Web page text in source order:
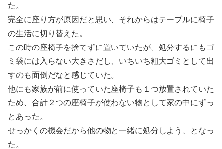
た。
完全に座り方が原因だと思い、それからはテーブルに椅子
の生活に切り替えた。
この時の座椅子を捨てずに置いていたが、処分するにもゴ
ミ袋には入らない大きさだし、いちいち粗大ゴミとして出
すのも面倒だなと感じていた。
他にも家族が前に使っていた座椅子も１つ放置されていた
ため、合計２つの座椅子が使わない物として家の中にずっ
とあった。
せっかくの機会だから他の物と一緒に処分しよう、となっ
た。